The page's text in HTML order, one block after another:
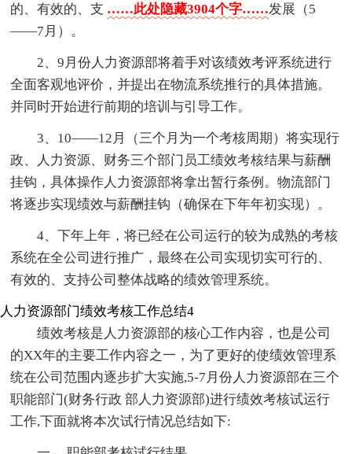
的、有效的、支 ……此处隐藏3904个字……发展（5
——7月）。
2、9月份人力资源部将着手对该绩效考评系统进行
全面客观地评价，并提出在物流系统推行的具体措施。
并同时开始进行前期的培训与引导工作。
3、10——12月（三个月为一个考核周期）将实现行
政、人力资源、财务三个部门员工绩效考核结果与薪酬
挂钩，具体操作人力资源部将拿出暂行条例。物流部门
将逐步实现绩效与薪酬挂钩（确保在下年年初实现）。
4、下年上年，将已经在公司运行的较为成熟的考核
系统在全公司进行推广，最终在公司实现切实可行的、
有效的、支持公司整体战略的绩效管理系统。
人力资源部门绩效考核工作总结4
绩效考核是人力资源部的核心工作内容，也是公司
的XX年的主要工作内容之一，为了更好的使绩效管理系
统在公司范围内逐步扩大实施,5-7月份人力资源部在三个
职能部门(财务行政 部人力资源部)进行绩效考核试运行
工作,下面就将本次试行情况总结如下: